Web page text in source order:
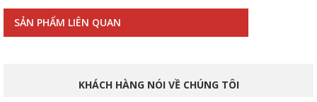
SẢN PHẨM LIÊN QUAN
KHÁCH HÀNG NÓI VỀ CHÚNG TÔI